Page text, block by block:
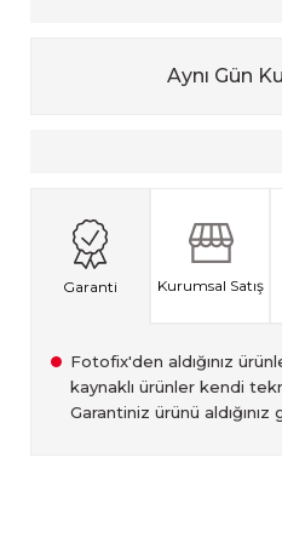
Aynı Gün
Garanti Kurumsal Satış
Fotofix'den aldığınız
kaynaklı ürünler kendi
Garantiniz ürünü